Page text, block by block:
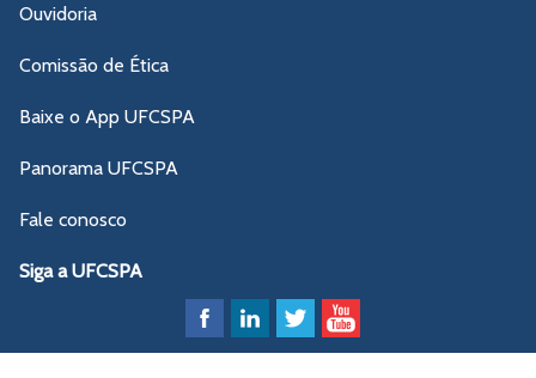
Ouvidoria
Comissão de Ética
Baixe o App UFCSPA
Panorama UFCSPA
Fale conosco
Siga a UFCSPA